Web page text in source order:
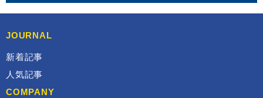
JOURNAL
新着記事
人気記事
COMPANY